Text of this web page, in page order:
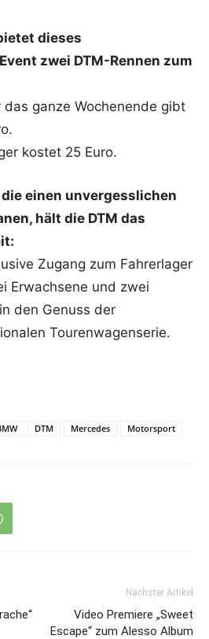
dieses
zwei DTM-Rennen zum
ganze Wochenende gibt
kostet 25 Euro.
einen unvergesslichen
hält die DTM das
Zugang zum Fahrerlager
Erwachsene und zwei
den Genuss der
Tourenwagenserie.
DTM Mercedes Motorsport
Nächster Artikel
Video Premiere „Sweet
Escape“ zum Alesso Album